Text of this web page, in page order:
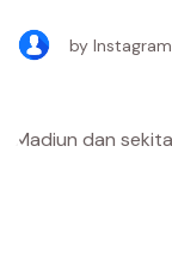
by Instagram